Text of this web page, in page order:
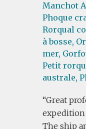
Manchot
Phoque
Rorqual
à bosse,
mer,
Petit
australe,
Great
expedition
The ship